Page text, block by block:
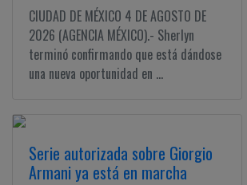
CIUDAD DE MÉXICO 4 DE AGOSTO DE
2026 (AGENCIA MÉXICO).- Sherlyn
terminó confirmando que está dándose
una nueva oportunidad en ...
Serie autorizada sobre Giorgio
Armani ya está en marcha